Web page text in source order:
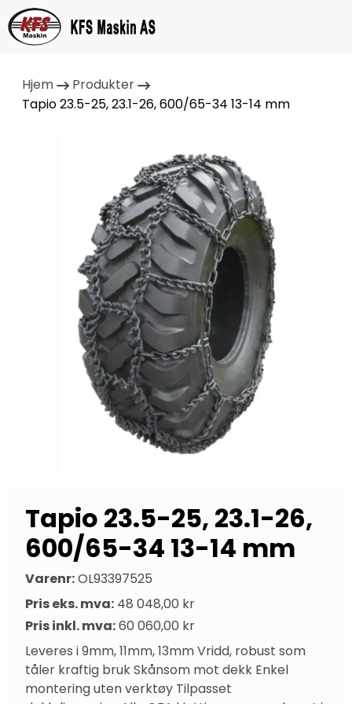
Hjem
Produkter
Tapio 23.5-25, 23.1-26, 600/65-34 13-14 mm
Tapio 23.5-25, 23.1-26,
600/65-34 13-14 mm
Varenr:OL93397525
Pris eks. mva: 48 048,00 kr
Pris inkl. mva:60 060,00 kr
Leveres i 9mm, 11mm, 13mm Vridd, robust som
tåler kraftig bruk Skånsom mot dekk Enkel
montering uten verktøy Tilpasset